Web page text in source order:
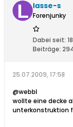
lasse-s
Forenjunky
Dabei seit:
Beiträge:
25.07.2009, 17:58
@webbl
wollte eine decke
unterkonstruktion